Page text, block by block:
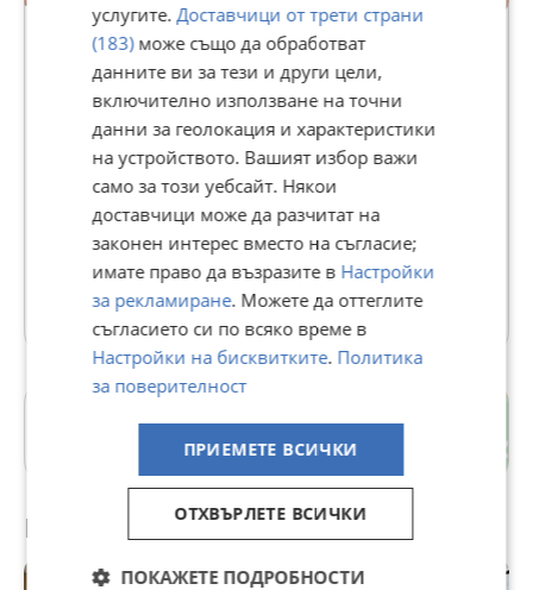
Premium
КРАСИ-М79
642рейтинг
В Bazar.BG от 29 март 2013г.
Последно активен днес в 15:13 ч.
Телефон(и):0895037678
https://www.alo.bg/users/mebelikrasi.m
501 Обяви
Препоръчани за теб
услугите.Доставчици от трети страни
(183)може също да обработват
данните ви за тези и други цели,
включително използване на точни
данни за геолокация и характеристики
на устройството. Вашият избор важи
само за този уебсайт. Някои
доставчици може да разчитат на
законен интерес вместо на съгласие;
имате право да възразите в Настройки
за рекламиране. Можете да оттеглите
съгласието си по всяко време в
Настройки на бисквитките. Политика
за поверителност
ПРИЕМЕТЕ ВСИЧКИ
ОТХВЪРЛЕТЕ ВСИЧКИ
ПОКАЖЕТЕ ПОДРОБНОСТИ